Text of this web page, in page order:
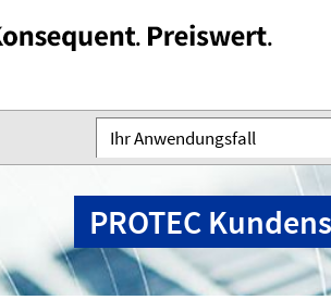
Ihr Anwendungsfall
PROTEC